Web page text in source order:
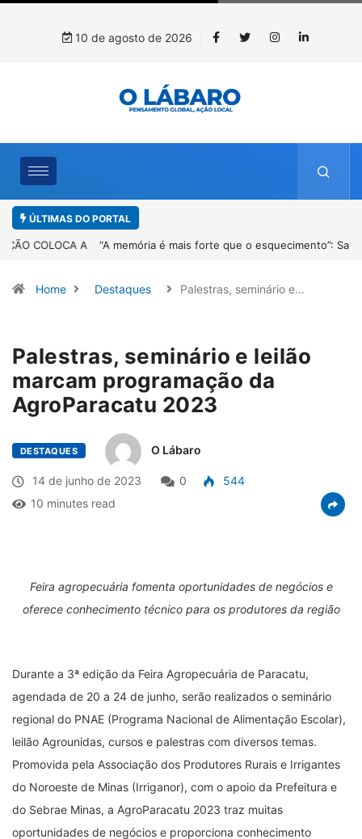
10 de agosto de 2026
ÚLTIMAS DO PORTAL
“A memória é mais forte que o esquecimento”: Sandro Neiva lança
Home Destaques Palestras, seminário e…
Palestras, seminário e leilão
marcam programação da
AgroParacatu 2023
DESTAQUES O Lábaro
14 de junho de 2023 0
544
10 minutes read
Feira agropecuária fomenta oportunidades de negócios e
oferece conhecimento técnico para os produtores da região
Durante a 3ª edição da Feira Agropecuária de Paracatu,
agendada de 20 a 24 de junho, serão realizados o seminário
regional do PNAE (Programa Nacional de Alimentação Escolar),
leilão Agrounidas, cursos e palestras com diversos temas.
Promovida pela Associação dos Produtores Rurais e Irrigantes
do Noroeste de Minas (Irriganor), com o apoio da Prefeitura e
do Sebrae Minas, a AgroParacatu 2023 traz muitas
oportunidades de negócios e proporciona conhecimento